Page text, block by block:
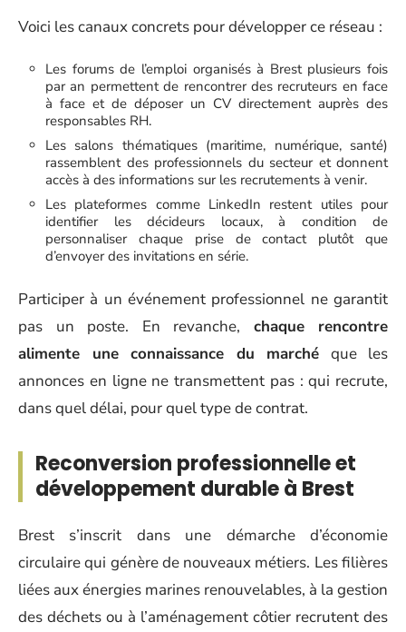
Voici les canaux concrets pour développer ce réseau :
Les forums de l’emploi organisés à Brest plusieurs fois
par an permettent de rencontrer des recruteurs en face
à face et de déposer un CV directement auprès des
responsables RH.
Les salons thématiques (maritime, numérique, santé)
rassemblent des professionnels du secteur et donnent
accès à des informations sur les recrutements à venir.
Les plateformes comme LinkedIn restent utiles pour
identifier les décideurs locaux, à condition de
personnaliser chaque prise de contact plutôt que
d’envoyer des invitations en série.
Participer à un événement professionnel ne garantit
pas un poste. En revanche, chaque rencontre
alimente une connaissance du marché que les
annonces en ligne ne transmettent pas : qui recrute,
dans quel délai, pour quel type de contrat.
Reconversion professionnelle et
développement durable à Brest
Brest s’inscrit dans une démarche d’économie
circulaire qui génère de nouveaux métiers. Les filières
liées aux énergies marines renouvelables, à la gestion
des déchets ou à l’aménagement côtier recrutent des